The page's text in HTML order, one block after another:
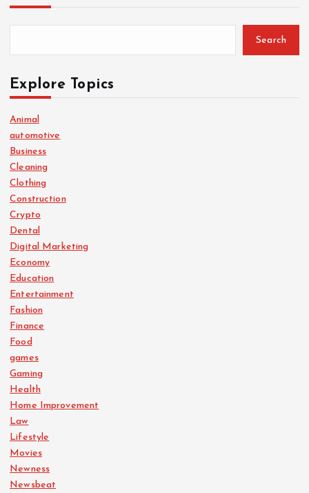
Search
Explore Topics
Animal
automotive
Business
Cleaning
Clothing
Construction
Crypto
Dental
Digital Marketing
Economy
Education
Entertainment
Fashion
Finance
Food
games
Gaming
Health
Home Improvement
Law
Lifestyle
Movies
Newness
Newsbeat